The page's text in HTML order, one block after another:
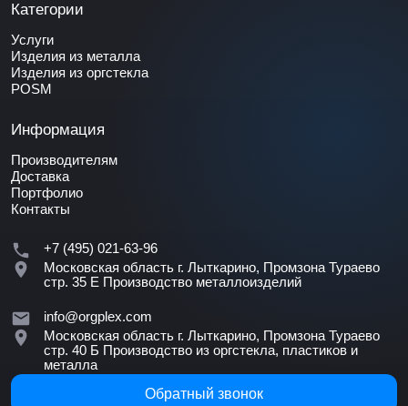
Категории
Услуги
Изделия из металла
Изделия из оргстекла
POSM
Информация
Производителям
Доставка
Портфолио
Контакты
+7 (495) 021-63-96
Московская область г. Лыткарино, Промзона Тураево
стр. 35 Е Производство металлоизделий
info@orgplex.com
Московская область г. Лыткарино, Промзона Тураево
стр. 40 Б Производство из оргстекла, пластиков и
металла
Обратный звонок